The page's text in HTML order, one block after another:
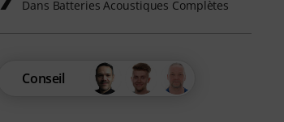
Dans Batteries Acoustiques Complètes
Conseil